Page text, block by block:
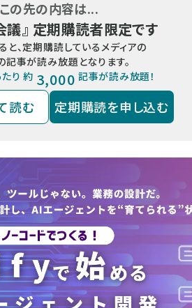
この先の内容は...
議』 定期購読者限定です
と、定期購読しているメディアの
記事が読み放題となります。
り 約 3,000 記事が読み放題！
読む 定期購読を申し込む